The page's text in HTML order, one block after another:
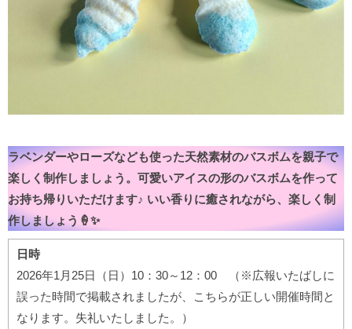
ラベンダーやローズなども使った天然素材のバスボムを親子で
楽しく制作しましょう。可愛いアイスの形のバスボムを作って
お持ち帰りいただけます♪ いい香りに癒されながら、楽しく制
作しましょう🍦✨
日時
2026年1月25日（日）10：30～12：00 （※広報いたばしに
誤った時間で掲載されましたが、こちらが正しい開催時間と
なります。失礼いたしました。）